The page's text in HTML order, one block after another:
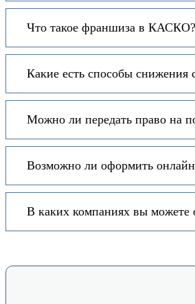
Что такое франшиза в КАСКО?
Какие есть способы снижения
Можно ли передать право на
Возможно ли оформить
В каких компаниях вы можете